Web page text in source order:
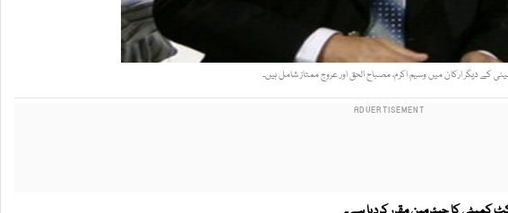
کے دیگر ارکان میں وسیم اکرم، مصباح الحق اور عروج ممتاز شامل ہیں۔